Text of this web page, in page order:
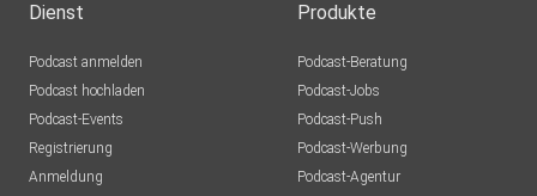
Dienst
Podcast anmelden
Podcast hochladen
Podcast-Events
Registrierung
Anmeldung
Produkte
Podcast-Beratung
Podcast-Jobs
Podcast-Push
Podcast-Werbung
Podcast-Agentur